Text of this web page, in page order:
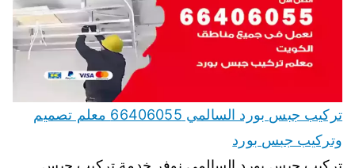
تركيب جبس بورد السالمي 66406055 معلم تصميم
وتركيب جبس بورد